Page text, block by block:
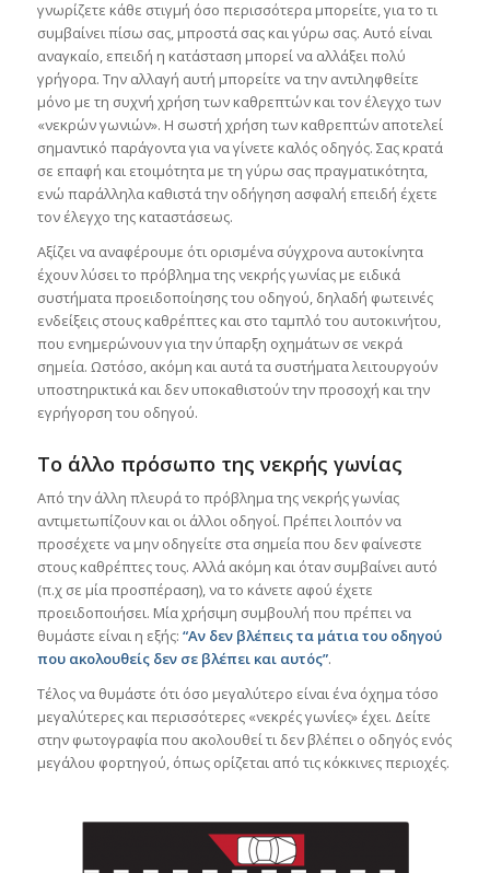
γνωρίζετε κάθε στιγμή όσο περισσότερα μπορείτε, για το τι
συμβαίνει πίσω σας, μπροστά σας και γύρω σας. Αυτό είναι
αναγκαίο, επειδή η κατάσταση μπορεί να αλλάξει πολύ
γρήγορα. Την αλλαγή αυτή μπορείτε να την αντιληφθείτε
μόνο με τη συχνή χρήση των καθρεπτών και τον έλεγχο των
«νεκρών γωνιών». Η σωστή χρήση των καθρεπτών αποτελεί
σημαντικό παράγοντα για να γίνετε καλός οδηγός. Σας κρατά
σε επαφή και ετοιμότητα με τη γύρω σας πραγματικότητα,
ενώ παράλληλα καθιστά την οδήγηση ασφαλή επειδή έχετε
τον έλεγχο της καταστάσεως.
Αξίζει να αναφέρουμε ότι ορισμένα σύγχρονα αυτοκίνητα
έχουν λύσει το πρόβλημα της νεκρής γωνίας με ειδικά
συστήματα προειδοποίησης του οδηγού, δηλαδή φωτεινές
ενδείξεις στους καθρέπτες και στο ταμπλό του αυτοκινήτου,
που ενημερώνουν για την ύπαρξη οχημάτων σε νεκρά
σημεία. Ωστόσο, ακόμη και αυτά τα συστήματα λειτουργούν
υποστηρικτικά και δεν υποκαθιστούν την προσοχή και την
εγρήγορση του οδηγού.
Το άλλο πρόσωπο της νεκρής γωνίας
Από την άλλη πλευρά το πρόβλημα της νεκρής γωνίας
αντιμετωπίζουν και οι άλλοι οδηγοί. Πρέπει λοιπόν να
προσέχετε να μην οδηγείτε στα σημεία που δεν φαίνεστε
στους καθρέπτες τους. Αλλά ακόμη και όταν συμβαίνει αυτό
(π.χ σε μία προσπέραση), να το κάνετε αφού έχετε
προειδοποιήσει. Μία χρήσιμη συμβουλή που πρέπει να
θυμάστε είναι η εξής: “Αν δεν βλέπεις τα μάτια του οδηγού
που ακολουθείς δεν σε βλέπει και αυτός”.
Τέλος να θυμάστε ότι όσο μεγαλύτερο είναι ένα όχημα τόσο
μεγαλύτερες και περισσότερες «νεκρές γωνίες» έχει. Δείτε
στην φωτογραφία που ακολουθεί τι δεν βλέπει ο οδηγός ενός
μεγάλου φορτηγού, όπως ορίζεται από τις κόκκινες περιοχές.